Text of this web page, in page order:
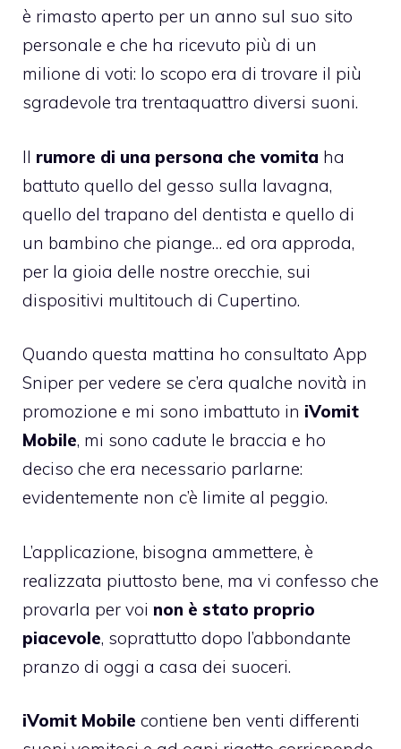
è rimasto aperto per un anno sul suo sito
personale e che ha ricevuto più di un
milione di voti: lo scopo era di trovare il più
sgradevole tra trentaquattro diversi suoni.
Il rumore di una persona che vomita ha
battuto quello del gesso sulla lavagna,
quello del trapano del dentista e quello di
un bambino che piange… ed ora approda,
per la gioia delle nostre orecchie, sui
dispositivi multitouch di Cupertino.
Quando questa mattina ho consultato App
Sniper per vedere se c’era qualche novità in
promozione e mi sono imbattuto in iVomit
Mobile, mi sono cadute le braccia e ho
deciso che era necessario parlarne:
evidentemente non c’è limite al peggio.
L’applicazione, bisogna ammettere, è
realizzata piuttosto bene, ma vi confesso che
provarla per voi non è stato proprio
piacevole, soprattutto dopo l’abbondante
pranzo di oggi a casa dei suoceri.
iVomit Mobile contiene ben venti differenti